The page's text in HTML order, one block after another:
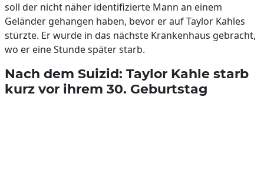
soll der nicht näher identifizierte Mann an einem
Geländer gehangen haben, bevor er auf Taylor Kahles
stürzte. Er wurde in das nächste Krankenhaus gebracht,
wo er eine Stunde später starb.
Nach dem Suizid: Taylor Kahle starb
kurz vor ihrem 30. Geburtstag